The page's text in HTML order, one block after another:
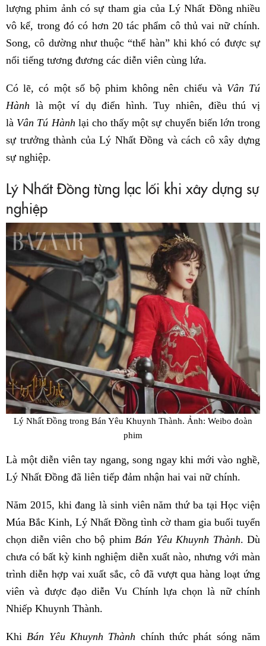
lượng phim ảnh có sự tham gia của Lý Nhất Đồng nhiều
vô kể, trong đó có hơn 20 tác phẩm cô thủ vai nữ chính.
Song, cô dường như thuộc “thể hàn” khi khó có được sự
nổi tiếng tương đương các diễn viên cùng lứa.
Có lẽ, có một số bộ phim không nên chiếu và Vân Tú
Hành là một ví dụ điển hình. Tuy nhiên, điều thú vị
là Vân Tú Hành lại cho thấy một sự chuyển biến lớn trong
sự trưởng thành của Lý Nhất Đồng và cách cô xây dựng
sự nghiệp.
Lý Nhất Đồng từng lạc lối khi xây dựng sự
nghiệp
Lý Nhất Đồng trong Bán Yêu Khuynh Thành. Ảnh: Weibo đoàn
phim
Là một diễn viên tay ngang, song ngay khi mới vào nghề,
Lý Nhất Đồng đã liên tiếp đảm nhận hai vai nữ chính.
Năm 2015, khi đang là sinh viên năm thứ ba tại Học viện
Múa Bắc Kinh, Lý Nhất Đồng tình cờ tham gia buổi tuyển
chọn diễn viên cho bộ phim Bán Yêu Khuynh Thành. Dù
chưa có bất kỳ kinh nghiệm diễn xuất nào, nhưng với màn
trình diễn hợp vai xuất sắc, cô đã vượt qua hàng loạt ứng
viên và được đạo diễn Vu Chính lựa chọn là nữ chính
Nhiếp Khuynh Thành.
KhiBán Yêu Khuynh Thành chính thức phát sóng năm